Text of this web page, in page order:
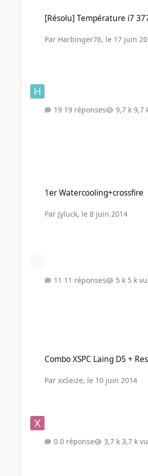
[Résolu] Température i7
Par Harbinger76, le 17 juin
19 réponses 9,7
1er Watercooling+crossfire
Par Jyluck, le 8 juin 2014
11 réponses 5 k
Combo XSPC Laing D5 +
ParxxSeize, le 10 juin 2014
0 réponse 3,7 k